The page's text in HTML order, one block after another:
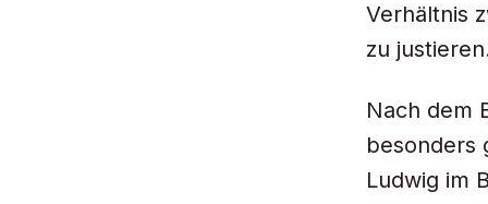
Verhältnis
zu
Nach dem
besonders
Ludwig im